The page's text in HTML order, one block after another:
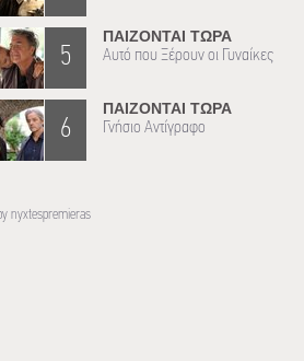
5
ΠΑΙΖΟΝΤΑΙ ΤΩΡΑ
Αυτό που Ξέρουν οι Γυναίκες
6
ΠΑΙΖΟΝΤΑΙ ΤΩΡΑ
Γνήσιο Αντίγραφο
nyxtespremieras